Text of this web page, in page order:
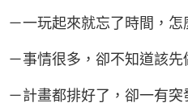
－一玩起來就忘了時間，怎
－事情很多，卻不知道該先
－計畫都排好了，卻一有突